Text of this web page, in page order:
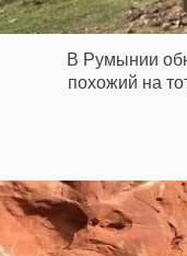
В Румынии
похожий на